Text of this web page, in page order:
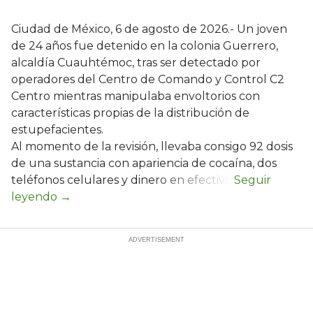
Ciudad de México, 6 de agosto de 2026.- Un joven
de 24 años fue detenido en la colonia Guerrero,
alcaldía Cuauhtémoc, tras ser detectado por
operadores del Centro de Comando y Control C2
Centro mientras manipulaba envoltorios con
características propias de la distribución de
estupefacientes.
Al momento de la revisión, llevaba consigo 92 dosis
de una sustancia con apariencia de cocaína, dos
teléfonos celulares y dinero en efectivo.